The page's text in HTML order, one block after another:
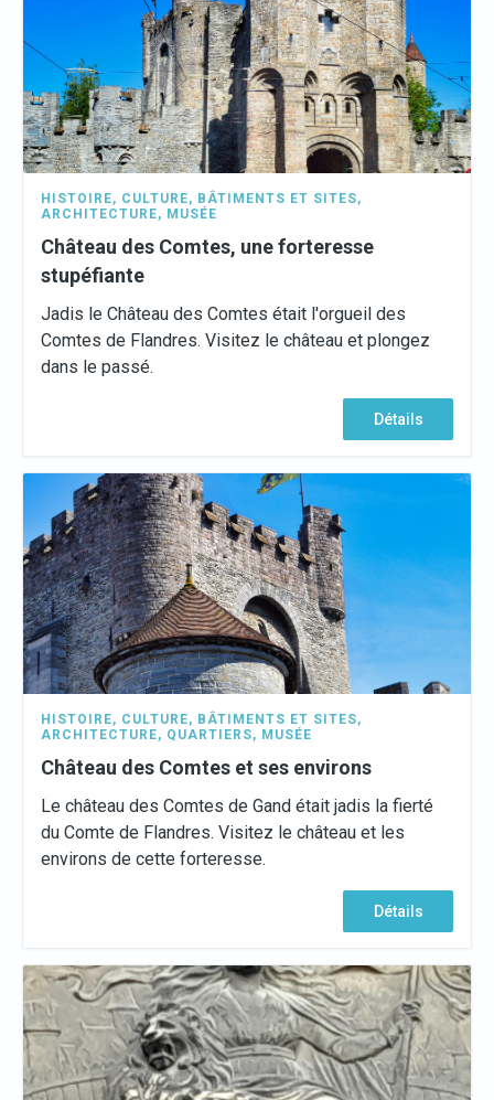
HISTOIRE, CULTURE, BÂTIMENTS ET SITES,
ARCHITECTURE, MUSÉE
Château des Comtes, une forteresse
stupéfiante
Jadis le Château des Comtes était l'orgueil des
Comtes de Flandres. Visitez le château et plongez
dans le passé.
Détails
HISTOIRE, CULTURE, BÂTIMENTS ET SITES,
ARCHITECTURE, QUARTIERS, MUSÉE
Château des Comtes et ses environs
Le château des Comtes de Gand était jadis la fierté
du Comte de Flandres. Visitez le château et les
environs de cette forteresse.
Détails